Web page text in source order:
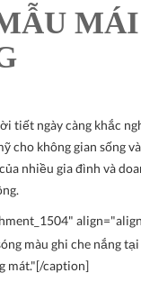
tiết ngày càng khắc
cho không gian sống
nhiều gia đình và
mát."[/caption]